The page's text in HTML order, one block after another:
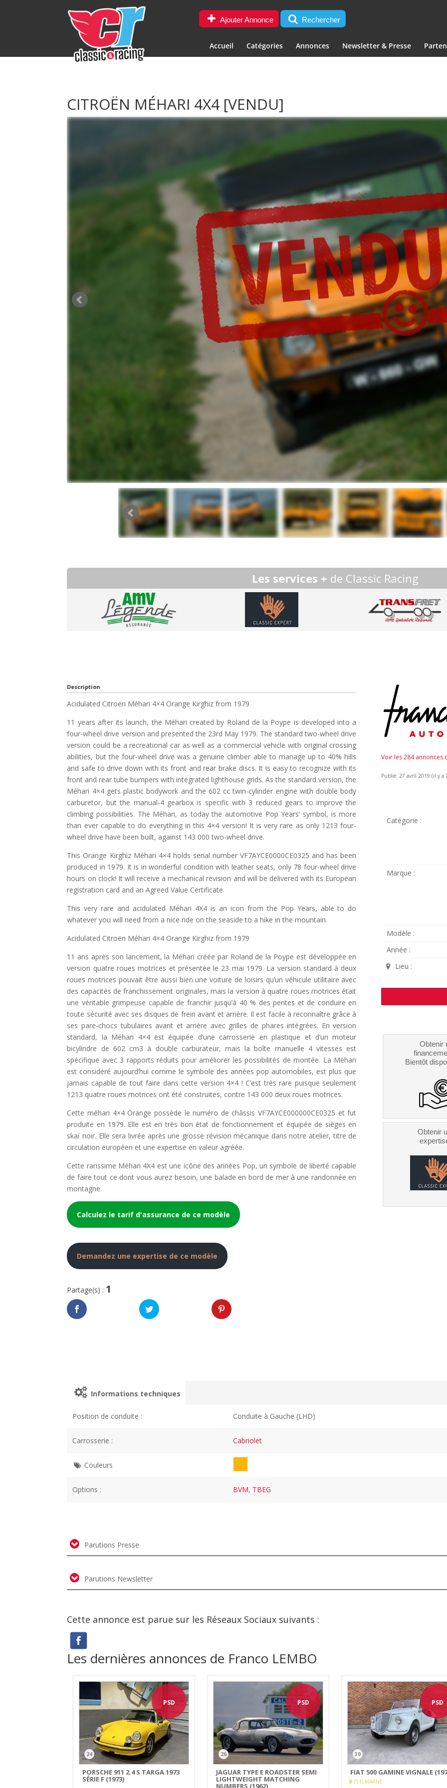
Ajouter Annonce Rechercher
Accueil Catégories Annonces Newsletter & Presse
CITROËN MÉHARI 4X4 [VENDU]
Les services + de Classic Racing
Description
Acidulated Citroën Méhari 4×4 Orange Kirghiz from 1979
11 years after its launch, the Méhari created by Roland de la Poype is developed into a
four-wheel drive version and presented the 23rd May 1979. The standard two-wheel drive
version could be a recreational car as well as a commercial vehicle with original crossing
abilities, but the four-wheel drive was a genuine climber able to manage up to 40% hills
and safe to drive down with its front and rear brake discs. It is easy to recognize with its
front and rear tube bumpers with integrated lighthouse grids. As the standard version, the
Méhari 4×4 gets plastic bodywork and the 602 cc twin-cylinder engine with double body
carburetor, but the manual-4 gearbox is specific with 3 reduced gears to improve the
climbing possibilities. The Méhari, as today the automotive Pop Years’ symbol, is more
than ever capable to do everything in this 4×4 version! It is very rare as only 1213 four-
wheel drive have been built, against 143 000 two-wheel drive.
This Orange Kirghiz Méhari 4×4 holds serial number VF7AYCE0000CE0325 and has been
produced in 1979. It is in wonderful condition with leather seats, only 78 four-wheel drive
hours on clock! It will receive a mechanical revision and will be delivered with its European
registration card and an Agreed Value Certificate.
This very rare and acidulated Méhari 4X4 is an icon from the Pop Years, able to do
whatever you will need from a nice ride on the seaside to a hike in the mountain.
Acidulated Citroën Méhari 4×4 Orange Kirghiz from 1979
11 ans après son lancement, la Méhari créée par Roland de la Poype est développée en
version quatre roues motrices et présentée le 23 mai 1979. La version standard à deux
roues motrices pouvait être aussi bien une voiture de loisirs qu’un véhicule utilitaire avec
des capacités de franchissement originales, mais la version à quatre roues motrices était
une véritable grimpeuse capable de franchir jusqu’à 40 % des pentes et de conduire en
toute sécurité avec ses disques de frein avant et arrière. Il est facile à reconnaître grâce à
ses pare-chocs tubulaires avant et arrière avec grilles de phares intégrées. En version
standard, la Méhari 4×4 est équipée d’une carrosserie en plastique et d’un moteur
bicylindre de 602 cm3 à double carburateur, mais la boîte manuelle 4 vitesses est
spécifique avec 3 rapports réduits pour améliorer les possibilités de montée. La Méhari
est considéré aujourd’hui comme le symbole des années pop automobiles, est plus que
jamais capable de tout faire dans cette version 4×4 ! C’est très rare puisque seulement
1213 quatre roues motrices ont été construites, contre 143 000 deux roues motrices.
Cette méhari 4×4 Orange possède le numéro de châssis VF7AYCE000000CE0325 et fut
produite en 1979. Elle est en très bon état de fonctionnement et équipée de sièges en
skaï noir. Elle sera livrée après une grosse révision mécanique dans notre atelier, titre de
circulation européen et une expertise en valeur agréée.
Cette rarissime Méhari 4X4 est une icône des années Pop, un symbole de liberté capable
de faire tout ce dont vous aurez besoin, une balade en bord de mer à une randonnée en
montagne.
Calculez le tarif d'assurance de ce modèle
Demandez une expertise de ce modèle
Partage(s) : 1
Voir les 284 annonces
Publié: 27 avril 2019 (il y a
Catégorie :
Marque :
Modèle :
Année :
Lieu :
Obtenir
Bientôt
Obtenir
Informations techniques
Position de conduite : Conduite à Gauche (LHD)
Carrosserie : Cabriolet
Couleurs
Options : BVM, TBEG
Parutions Presse
Parutions Newsletter
Cette annonce est parue sur les Réseaux Sociaux suivants :
Les dernières annonces de Franco LEMBO
PSD
24
PORSCHE 911 2.4 S TARGA 1973
SÉRIE F (1973)
PSD
26
JAGUAR TYPE E ROADSTER SEMI
LIGHTWEIGHT MATCHING
NUMBERS (1962)
PSD
30
FIAT 500 GAMINE VIGNALE
(51) MARNE